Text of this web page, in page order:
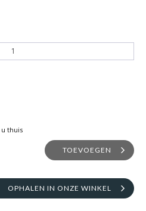
thuis
TOEVOEGEN
OPHALEN IN ONZE WINKEL